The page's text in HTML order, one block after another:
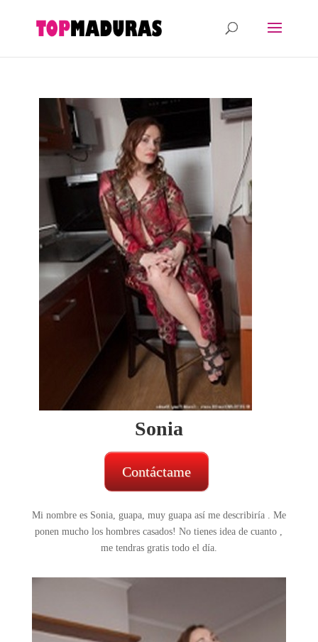
Sonia
Contáctame
Mi nombre es Sonia, guapa, muy guapa así me describiría . Me
ponen mucho los hombres casados! No tienes idea de cuanto ,
me tendras gratis todo el día.